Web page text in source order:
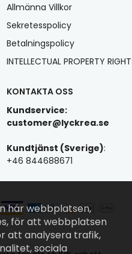
Allmänna Villkor
Sekretesspolicy
Betalningspolicy
INTELLECTUAL PROPERTY
KONTAKTA OSS
Kundservice:
customer@lyckrea.se
Kundtjänst (Sverige):
+46 844688671
här webbplatsen,
för att webbplatsen
att analysera trafik,
sociala